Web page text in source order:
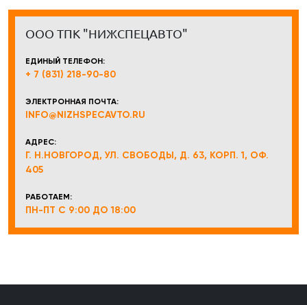
ООО ТПК "НИЖСПЕЦАВТО"
ЕДИНЫЙ ТЕЛЕФОН:
+ 7 (831) 218-90-80
ЭЛЕКТРОННАЯ ПОЧТА:
INFO@NIZHSPECAVTO.RU
АДРЕС:
Г. Н.НОВГОРОД, УЛ. СВОБОДЫ, Д. 63, КОРП. 1, ОФ.
405
РАБОТАЕМ:
ПН-ПТ С 9:00 ДО 18:00